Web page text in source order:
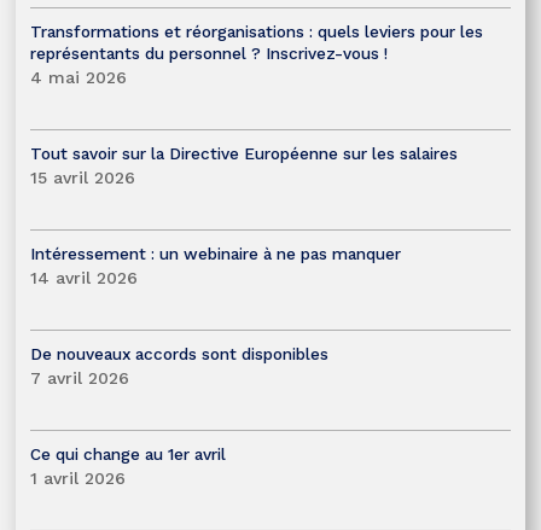
Transformations et réorganisations : quels leviers pour les
représentants du personnel ? Inscrivez-vous !
4 mai 2026
Tout savoir sur la Directive Européenne sur les salaires
15 avril 2026
Intéressement : un webinaire à ne pas manquer
14 avril 2026
De nouveaux accords sont disponibles
7 avril 2026
Ce qui change au 1er avril
1 avril 2026